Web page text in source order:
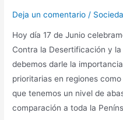
Deja un comentario /
Hoy día 17 de Junio
Contra la Desertificación y
debemos darle la
prioritarias en regiones
que tenemos un nivel de
comparación a toda la